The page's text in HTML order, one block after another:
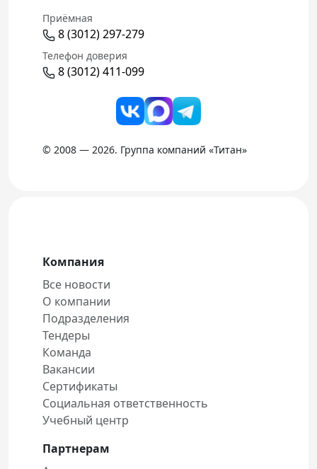
Приёмная
8 (3012) 297-279
Телефон доверия
8 (3012) 411-099
© 2008 — 2026. Группа компаний «Титан»
Компания
Все новости
О компании
Подразделения
Тендеры
Команда
Вакансии
Сертификаты
Социальная ответственность
Учебный центр
Партнерам